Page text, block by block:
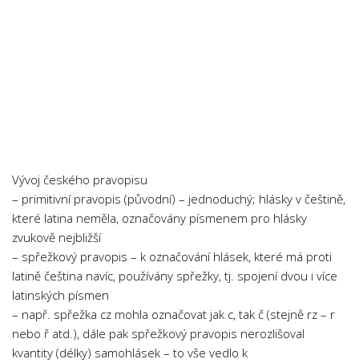
Fyzika
Informatika
Jazyky
Management
Marketing
Němčina
Vývoj českého pravopisu
– primitivní pravopis (původní) – jednoduchý; hlásky v češtině,
které latina neměla, označovány písmenem pro hlásky
zvukově nejbližší
– spřežkový pravopis – k označování hlásek, které má proti
latině čeština navíc, používány spřežky, tj. spojení dvou i více
latinských písmen
– např. spřežka cz mohla označovat jak c, tak č (stejně rz – r
nebo ř atd.), dále pak spřežkový pravopis nerozlišoval
kvantity (délky) samohlásek – to vše vedlo k